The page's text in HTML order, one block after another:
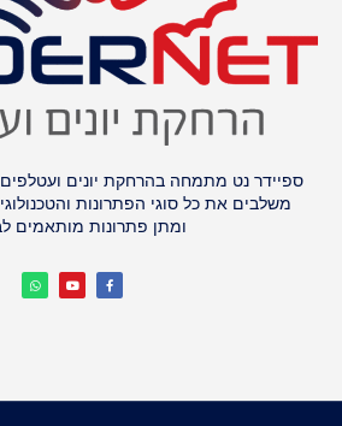
ספיידר נט מתמחה בהרחקת יונים ועטלפים
משלבים את כל סוגי הפתרונות והטכנולוגיה
ומתן פתרונות מותאמים